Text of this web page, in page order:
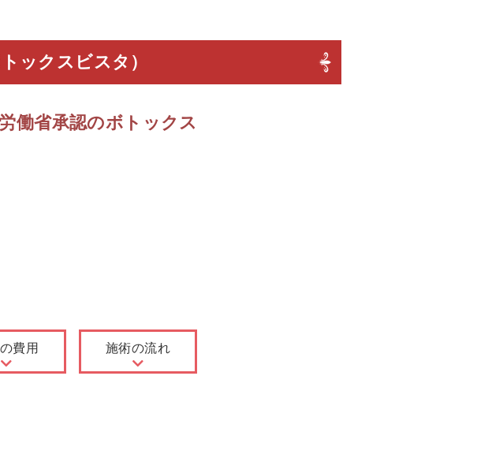
ックスビスタ）
働省承認のボトックス
費用 施術の流れ